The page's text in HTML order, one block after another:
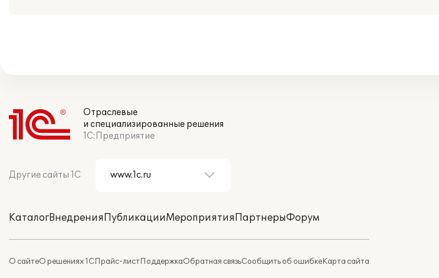
Отраслевые
и специализированные решения
1С:Предприятие
Другие сайты 1С
КаталогВнедренияПубликацииМероприятияПартнерыФорум
О сайтеО решениях 1СПрайс-листПоддержкаОбратная связьСообщить об ошибкеКарта сайта